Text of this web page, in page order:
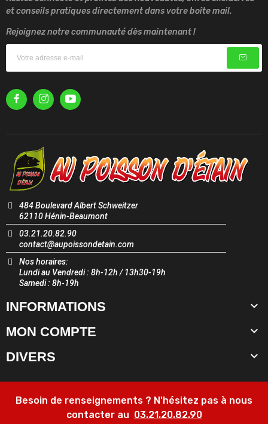
et conseils pratiques directement dans votre boîte mail.
Rejoignez notre communauté dès maintenant !
484 Boulevard Albert Schweitzer
62110 Hénin-Beaumont
03.21.20.82.90
contact@aupoissondetain.com
Nos horaires:
Lundi au Vendredi : 8h-12h / 13h30-19h
Samedi : 8h-19h
INFORMATIONS 
MON COMPTE 
DIVERS 
Besoin de renseignements ? N'hésitez pas à nous
contacter au 03.21.20.82.90